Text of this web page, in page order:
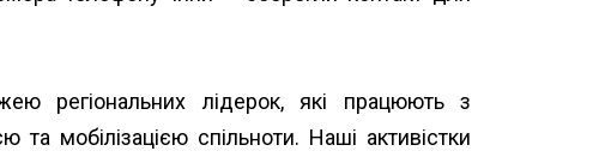
регіональних лідерок, які працюють з
мобілізацією спільноти. Наші активістки